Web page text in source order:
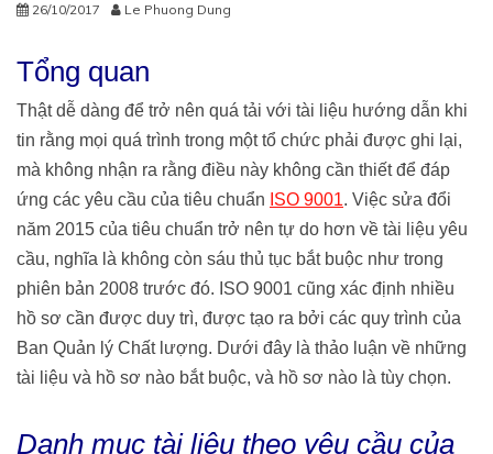
26/10/2017 Le Phuong Dung
Tổng quan
Thật dễ dàng để trở nên quá tải với tài liệu hướng dẫn khi
tin rằng mọi quá trình trong một tổ chức phải được ghi lại,
mà không nhận ra rằng điều này không cần thiết để đáp
ứng các yêu cầu của tiêu chuẩn ISO 9001. Việc sửa đổi
năm 2015 của tiêu chuẩn trở nên tự do hơn về tài liệu yêu
cầu, nghĩa là không còn sáu thủ tục bắt buộc như trong
phiên bản 2008 trước đó. ISO 9001 cũng xác định nhiều
hồ sơ cần được duy trì, được tạo ra bởi các quy trình của
Ban Quản lý Chất lượng. Dưới đây là thảo luận về những
tài liệu và hồ sơ nào bắt buộc, và hồ sơ nào là tùy chọn.
Danh mục tài liệu theo yêu cầu của